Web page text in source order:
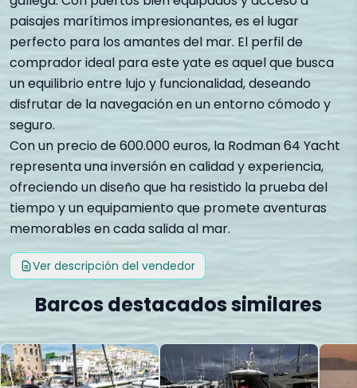
paisajes marítimos impresionantes, es el lugar
perfecto para los amantes del mar. El perfil de
comprador ideal para este yate es aquel que busca
un equilibrio entre lujo y funcionalidad, deseando
disfrutar de la navegación en un entorno cómodo y
seguro.
Con un precio de 600.000 euros, la Rodman 64 Yacht
representa una inversión en calidad y experiencia,
ofreciendo un diseño que ha resistido la prueba del
tiempo y un equipamiento que promete aventuras
memorables en cada salida al mar.
Ver descripción del vendedor
Barcos destacados similares